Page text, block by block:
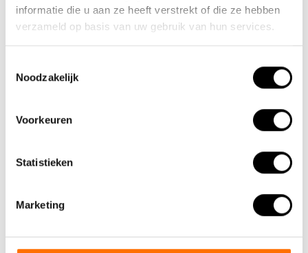
informatie die u aan ze heeft verstrekt of die ze hebben
verzameld op basis van uw gebruik van hun services.
Noodzakelijk
Voorkeuren
Statistieken
Marketing
(+31) 73 203 2487
Waarom een elektrische vouwfiets van Lacros